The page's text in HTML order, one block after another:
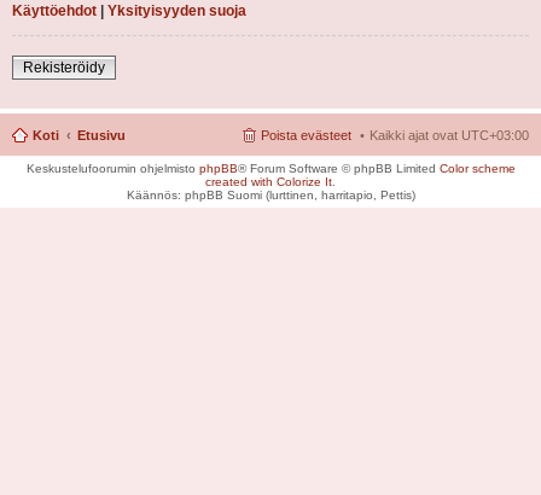
Käyttöehdot | Yksityisyyden suoja
Rekisteröidy
Koti Etusivu Kaikki ajat ovat UTC+03:00
Poista evästeet
Keskustelufoorumin ohjelmisto phpBB® Forum Software © phpBB Limited Color scheme
created with Colorize It
Käännös: phpBB Suomi (lurttinen, harritapio, Pettis)